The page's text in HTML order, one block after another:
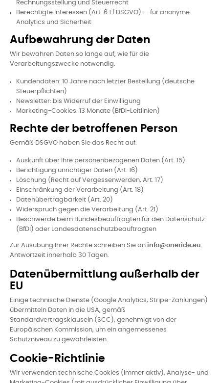
Rechnungsstellung und Steuerrecht
Berechtigte Interessen (Art. 6.1.f DSGVO) — für anonyme
Analytics und Sicherheit
Aufbewahrung der Daten
Wir bewahren Daten so lange auf, wie für die
Verarbeitungszwecke notwendig:
Kundendaten: 10 Jahre nach letzter Bestellung (deutsche
Steuerpflichten)
Newsletter: bis Widerruf der Einwilligung
Marketing-Cookies: 13 Monate (BfDI-Leitlinien)
Rechte der betroffenen Person
Gemäß DSGVO haben Sie das Recht auf:
Auskunft über Ihre personenbezogenen Daten (Art. 15)
Berichtigung unrichtiger Daten (Art. 16)
Löschung (Recht auf Vergessenwerden, Art. 17)
Einschränkung der Verarbeitung (Art. 18)
Datenübertragbarkeit (Art. 20)
Widerspruch gegen die Verarbeitung (Art. 21)
Beschwerde beim Bundesbeauftragten für den Datenschutz
(BfDI) oder Landesdatenschutzbeauftragten
Zur Ausübung Ihrer Rechte schreiben Sie an info@oneride.eu.
Antwortzeit innerhalb 30 Tagen.
Datenübermittlung außerhalb der
EU
Einige technische Dienste (Google Analytics, Stripe-Zahlungen)
übermitteln Daten in die USA, gemäß
Standardvertragsklauseln (SCC), genehmigt von der
Europäischen Kommission, um ein angemessenes
Schutzniveau zu gewährleisten.
Cookie-Richtlinie
Wir verwenden technische Cookies (immer aktiv), Analyse- und